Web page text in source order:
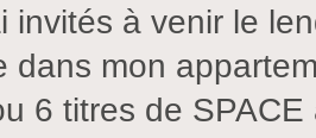
invités à venir le
dans mon
6 titres de